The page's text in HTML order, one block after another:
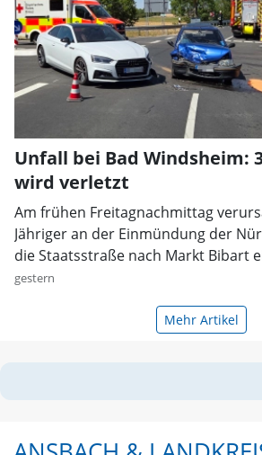
Unfall bei Bad Windsheim:
wird verletzt
Am frühen Freitagnachmittag
Jähriger an der Einmündung der
die Staatsstraße nach Markt Bibart
gestern
Mehr Artikel